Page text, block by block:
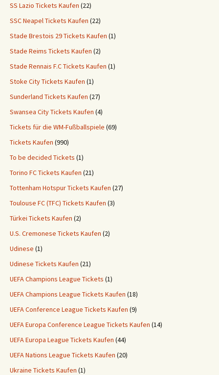
SS Lazio Tickets Kaufen (22)
SSC Neapel Tickets Kaufen (22)
Stade Brestois 29 Tickets Kaufen (1)
Stade Reims Tickets Kaufen (2)
Stade Rennais F.C Tickets Kaufen (1)
Stoke City Tickets Kaufen (1)
Sunderland Tickets Kaufen (27)
Swansea City Tickets Kaufen (4)
Tickets für die WM-Fußballspiele (69)
Tickets Kaufen (990)
To be decided Tickets (1)
Torino FC Tickets Kaufen (21)
Tottenham Hotspur Tickets Kaufen (27)
Toulouse FC (TFC) Tickets Kaufen (3)
Türkei Tickets Kaufen (2)
U.S. Cremonese Tickets Kaufen (2)
Udinese (1)
Udinese Tickets Kaufen (21)
UEFA Champions League Tickets (1)
UEFA Champions League Tickets Kaufen (18)
UEFA Conference League Tickets Kaufen (9)
UEFA Europa Conference League Tickets Kaufen (14)
UEFA Europa League Tickets Kaufen (44)
UEFA Nations League Tickets Kaufen (20)
Ukraine Tickets Kaufen (1)